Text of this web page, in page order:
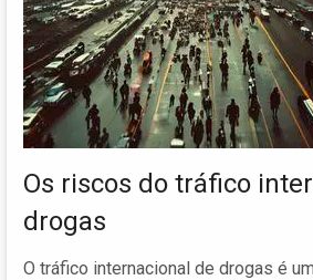
Os riscos do tráfico
drogas
O tráfico internacional de drogas é